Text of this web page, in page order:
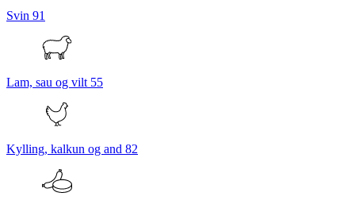
Svin 91
Lam, sau og vilt 55
Kylling, kalkun og and 82